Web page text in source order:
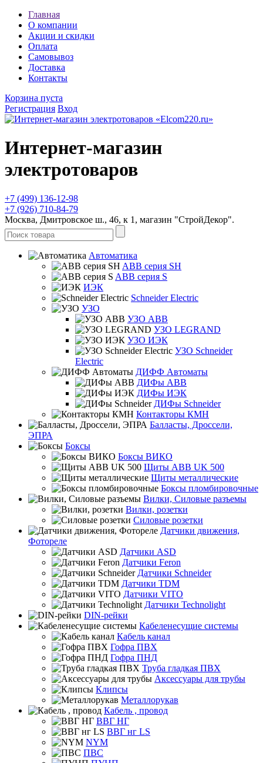
Главная
О компании
Акции и скидки
Оплата
Самовывоз
Доставка
Контакты
Корзина пуста
Регистрация Вход
Интернет-магазин
электротоваров
+7 (499) 136-12-98
+7 (926) 710-84-79
Москва, Дмитровское ш., 46, к 1, магазин "СтройДекор".
Автоматика
ABB серия SH
ABB серия S
ИЭК
Schneider Electric
УЗО
УЗО ABB
УЗО LEGRAND
УЗО ИЭК
УЗО Schneider
Electric
ДИФФ Автоматы
ДИФы ABB
ДИФы ИЭК
ДИФы Schneider
Контакторы КМН
Балласты, Дроссели,
ЭПРА
Боксы
Боксы ВИКО
Щиты ABB UK 500
Щиты металлические
Боксы пломбировочные
Вилки, Силовые разъемы
Вилки, розетки
Силовые розетки
Датчики движения,
Фотореле
Датчики ASD
Датчики Feron
Датчики Schneider
Датчики TDM
Датчики VITO
Датчики Technolight
DIN-рейки
Кабеленесущие системы
Кабель канал
Гофра ПВХ
Гофра ПНД
Труба гладкая ПВХ
Аксессуары для трубы
Клипсы
Металлорукав
Кабель , провод
ВВГ НГ
ВВГ нг LS
NYM
ПВС